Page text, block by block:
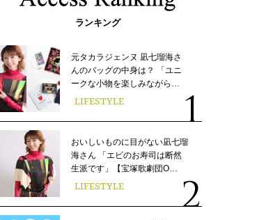
ランキング
元タカラジェンヌ 凪七瑠海さ
んのバッグの中身は？ 「ユニ
ークな小物を楽しみながら…
LIFESTYLE
おいしいものに目がない凪七瑠
海さん 「エビのお寿司は断然
生派です」【宝塚歌劇団O…
LIFESTYLE